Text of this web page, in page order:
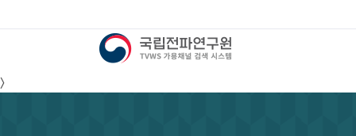
>